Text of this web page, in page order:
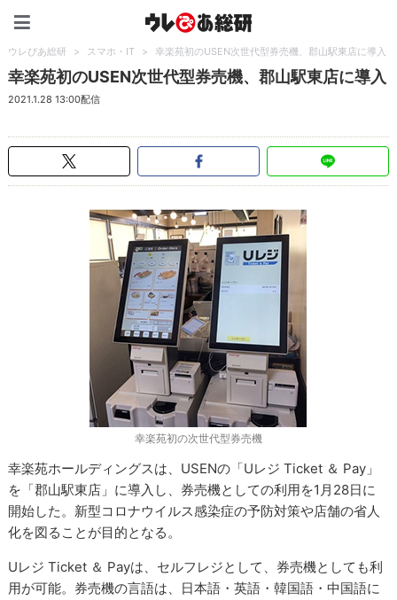
ウレぴあ総研 > スマホ・IT > 幸楽苑初のUSEN次世代型券売機、郡山駅東店に導入
幸楽苑初のUSEN次世代型券売機、郡山駅東店に導入
2021.1.28 13:00配信
幸楽苑初の次世代型券売機
幸楽苑ホールディングスは、USENの「Uレジ Ticket ＆ Pay」
を「郡山駅東店」に導入し、券売機としての利用を1月28日に
開始した。新型コロナウイルス感染症の予防対策や店舗の省人
化を図ることが目的となる。
Uレジ Ticket ＆ Payは、セルフレジとして、券売機としても利
用が可能。券売機の言語は、日本語・英語・韓国語・中国語に